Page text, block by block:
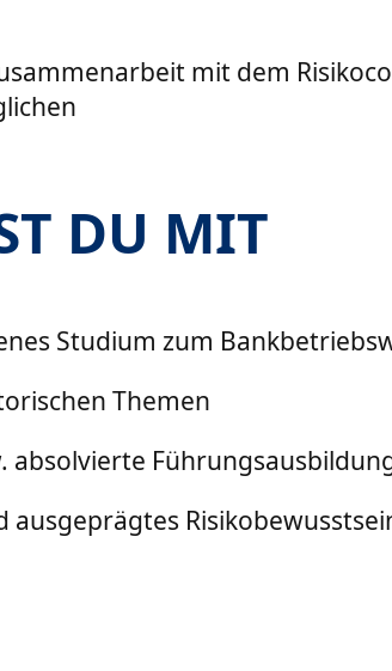
mit dem
DU MIT
Studium zum
Themen
absolvierte
ausgeprägtes